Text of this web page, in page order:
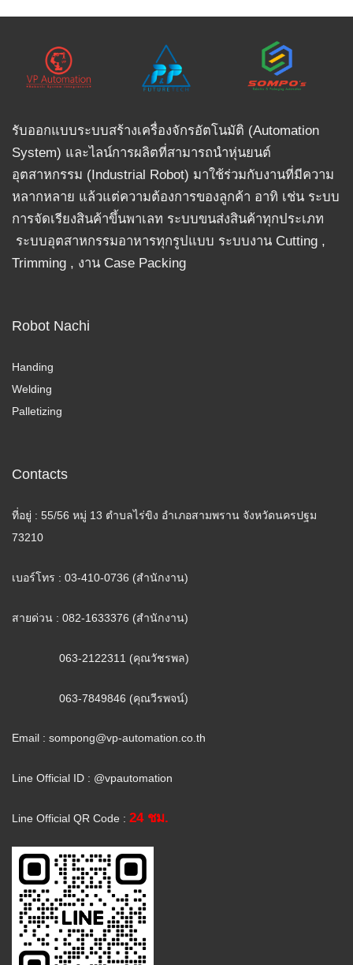
รับออกแบบระบบสร้างเครื่องจักรอัตโนมัติ (Automation
System) และไลน์การผลิตที่สามารถนำหุ่นยนต์
อุตสาหกรรม (Industrial Robot) มาใช้ร่วมกับงานที่มีความ
หลากหลาย แล้วแต่ความต้องการของลูกค้า อาทิ เช่น ระบบ
การจัดเรียงสินค้าขึ้นพาเลท ระบบขนส่งสินค้าทุกประเภท
ระบบอุตสาหกรรมอาหารทุกรูปแบบ ระบบงาน Cutting ,
Trimming , งาน Case Packing
Robot Nachi
Handing
Welding
Palletizing
Contacts
ที่อยู่ : 55/56 หมู่ 13 ตำบลไร่ขิง อำเภอสามพราน จังหวัดนครปฐม
73210
เบอร์โทร : 03-410-0736 (สำนักงาน)
สายด่วน : 082-1633376 (สำนักงาน)
063-2122311 (คุณวัชรพล)
063-7849846 (คุณวีรพจน์)
Email : sompong@vp-automation.co.th
Line Official ID : @vpautomation
Line Official QR Code : 24 ชม.